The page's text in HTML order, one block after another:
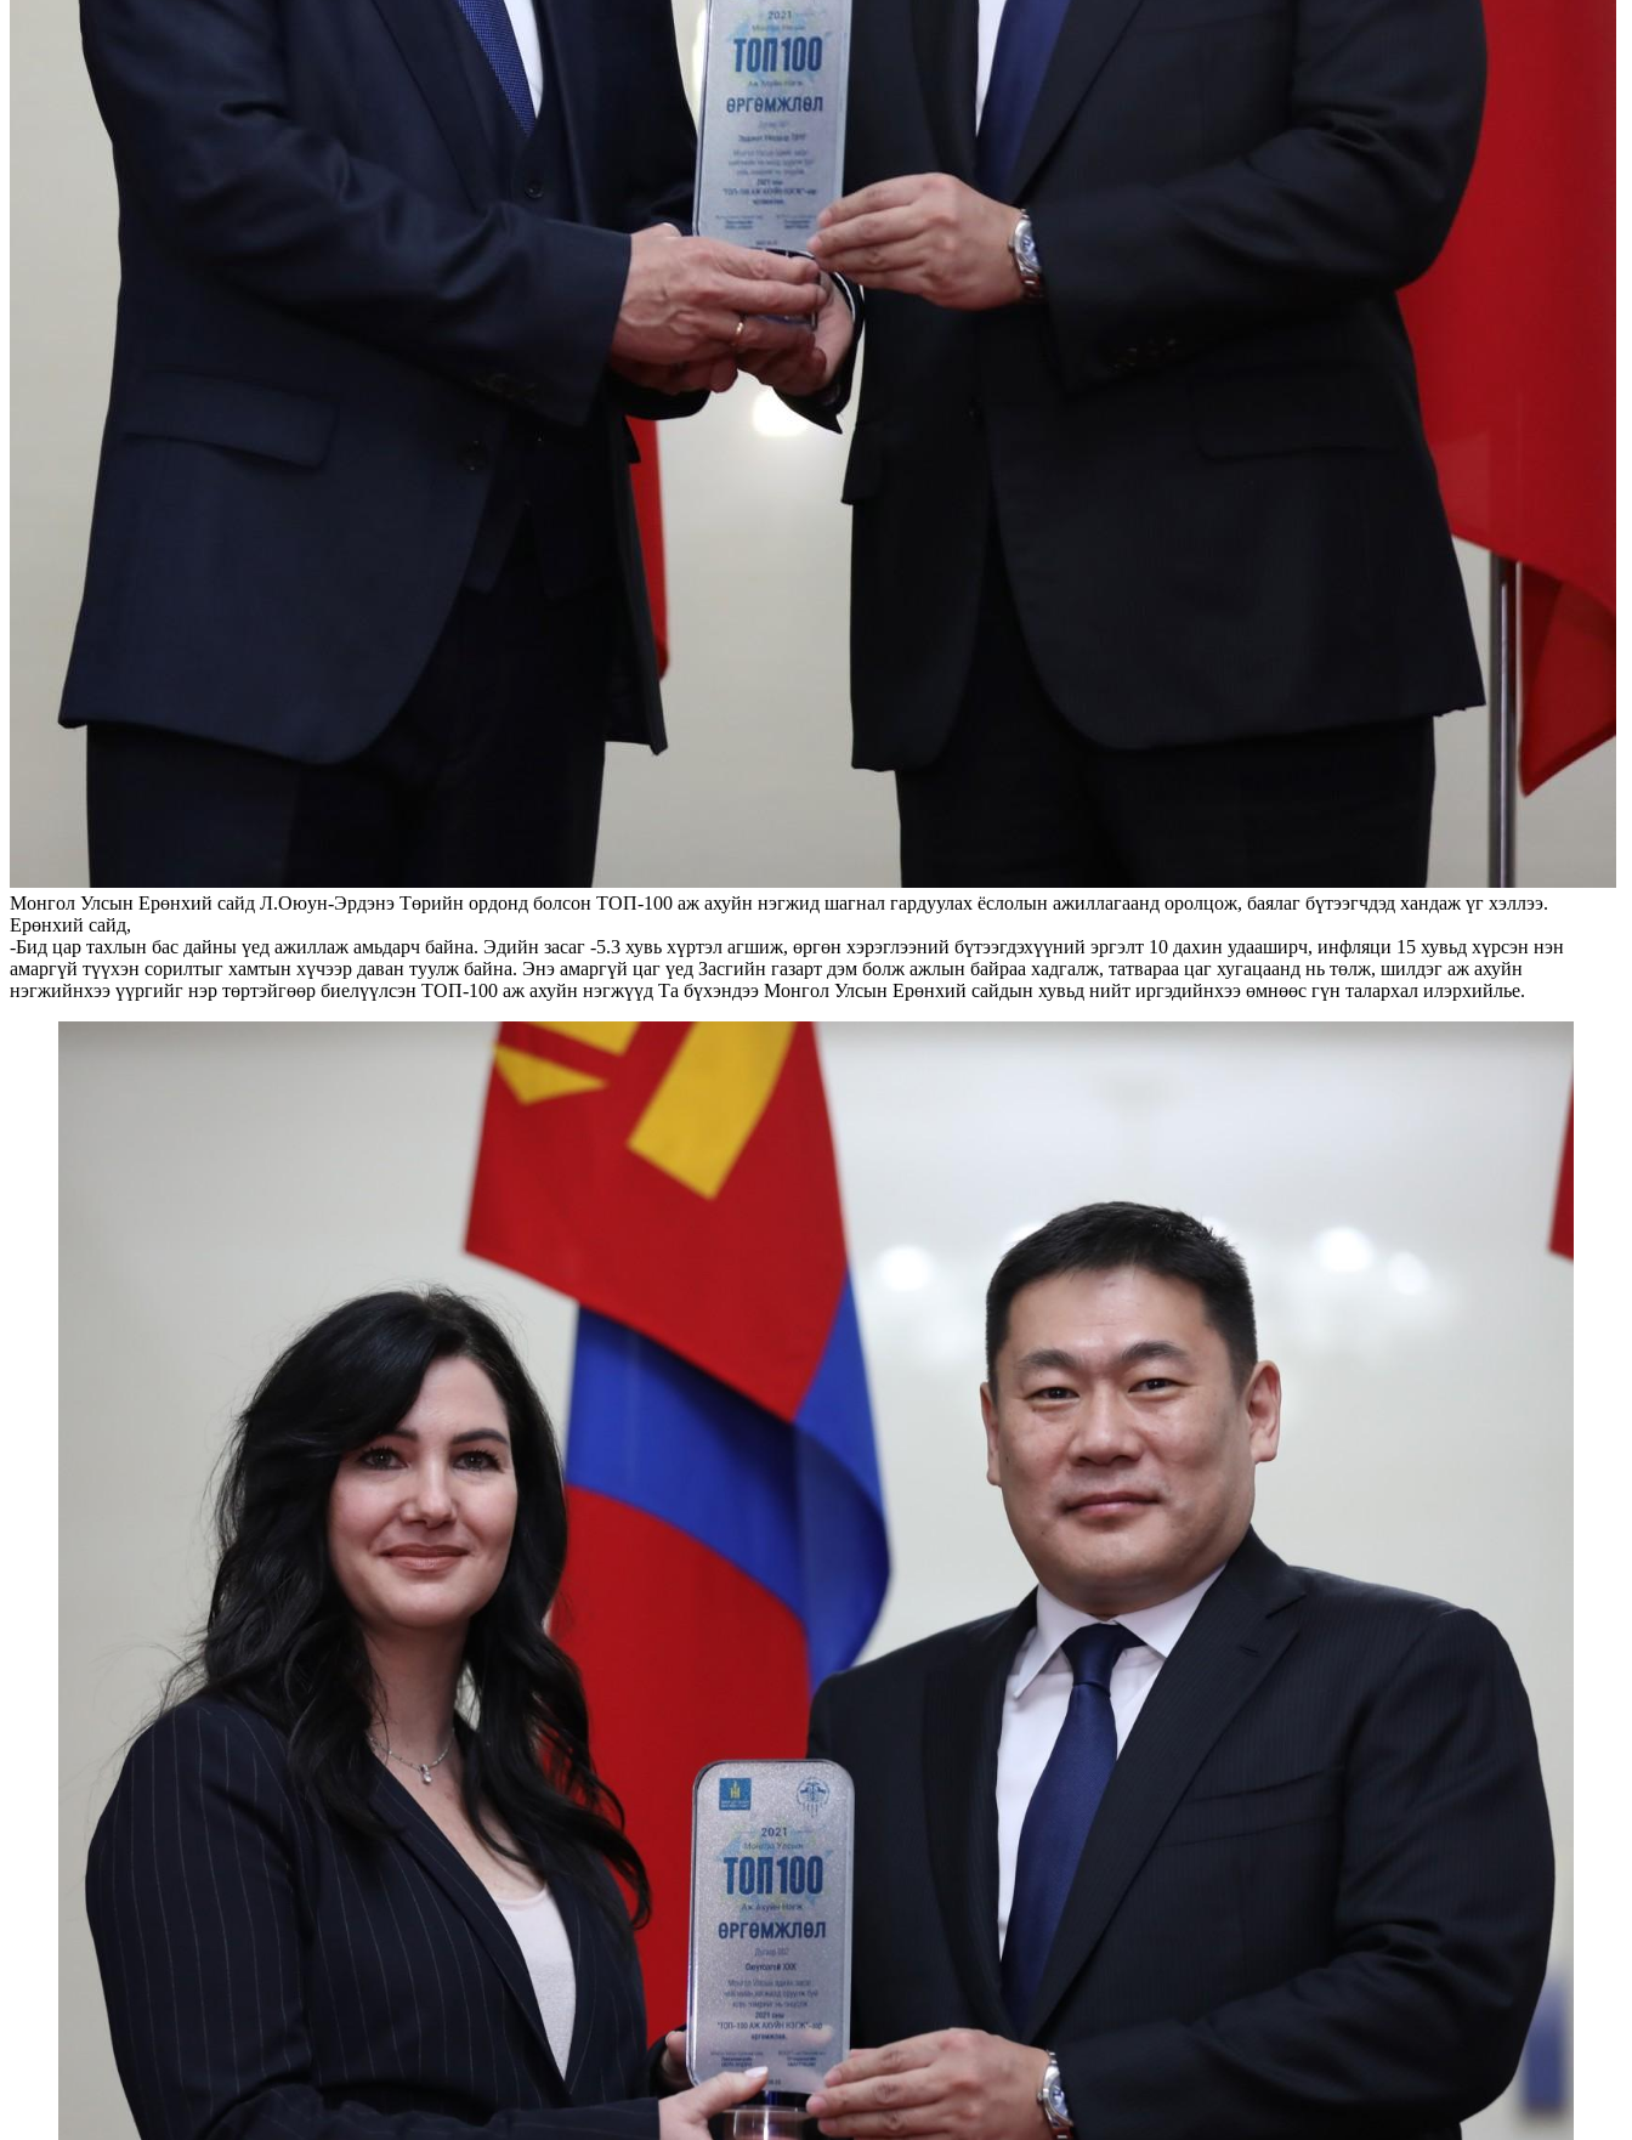
Монгол Улсын Ерөнхий сайд Л.Оюун-Эрдэнэ Төрийн ордонд болсон ТОП-100 аж ахуйн нэгжид шагнал гардуулах ёслолын ажиллагаанд оролцож, баялаг бүтээгчдэд хандаж үг хэллээ.
Ерөнхий сайд,
-Бид цар тахлын бас дайны үед ажиллаж амьдарч байна. Эдийн засаг -5.3 хувь хүртэл агшиж, өргөн хэрэглээний бүтээгдэхүүний эргэлт 10 дахин удааширч, инфляци 15 хувьд хүрсэн нэн
амаргүй түүхэн сорилтыг хамтын хүчээр даван туулж байна. Энэ амаргүй цаг үед Засгийн газарт дэм болж ажлын байраа хадгалж, татвараа цаг хугацаанд нь төлж, шилдэг аж ахуйн
нэгжийнхээ үүргийг нэр төртэйгөөр биелүүлсэн ТОП-100 аж ахуйн нэгжүүд Та бүхэндээ Монгол Улсын Ерөнхий сайдын хувьд нийт иргэдийнхээ өмнөөс гүн талархал илэрхийлье.